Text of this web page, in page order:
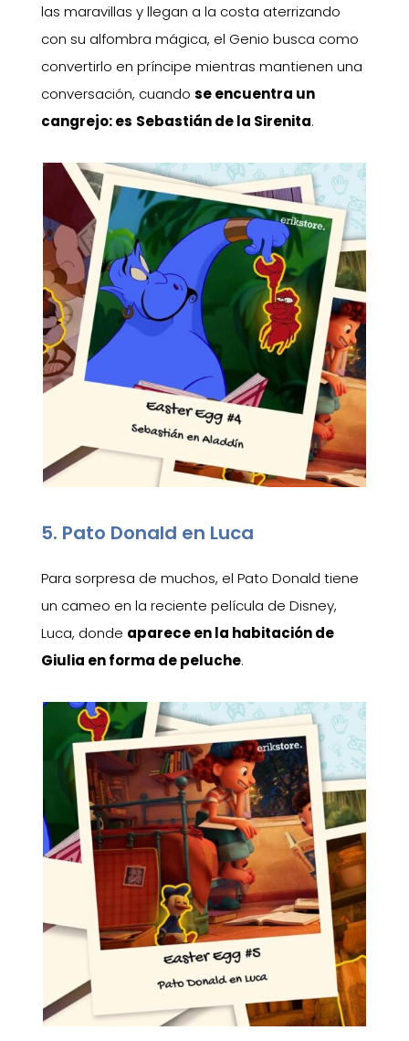
las maravillas y llegan a la costa aterrizando
con su alfombra mágica, el Genio busca como
convertirlo en príncipe mientras mantienen una
conversación, cuando se encuentra un
cangrejo: es Sebastián de la Sirenita.
5. Pato Donald en Luca
Para sorpresa de muchos, el Pato Donald tiene
un cameo en la reciente película de Disney,
Luca, donde aparece en la habitación de
Giulia en forma de peluche.